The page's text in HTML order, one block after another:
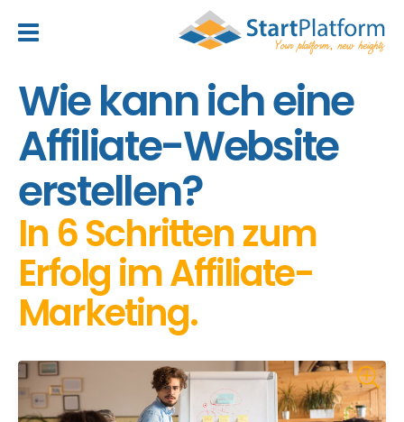
Wie kann ich eine
Affiliate-Website
erstellen?
In 6 Schritten zum
Erfolg im Affiliate-
Marketing.
header_toggle_navigation